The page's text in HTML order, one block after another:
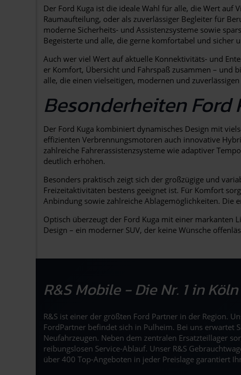
Der Ford Kuga ist die ideale Wahl für alle, die Wert
Raumaufteilung, oder als zuverlässiger Begleiter für
moderne Sicherheits- und Assistenzsysteme sowie
Begeisterte und alle, die gerne komfortabel und sicher
Auch wer viel Wert auf aktuelle Konnektivitäts- und
er Komfort, Übersicht und Fahrspaß zusammen – und
alle, die einen vielseitigen, modernen und
Besonderheiten Ford
Der Ford Kuga kombiniert dynamisches Design mit
effizienten Verbrennungsmotoren auch innovative
zahlreiche Fahrerassistenzsysteme wie adaptiver
deutlich erhöhen.
Besonders praktisch zeigt sich der großzügige und
Freizeitaktivitäten bestens geeignet ist. Für Komfort
Anbindung sowie zahlreiche Ablagemöglichkeiten. Die
Optisch überzeugt der Ford Kuga mit einer markanten
Design – ein moderner SUV, der keine Wünsche
R&S Mobile - Die Nr. 1 in
R&S ist einer der größten Ford Partner in der Region.
FordPartner befindet sich in Pulheim. Bei uns erwartet
Neufahrzeugen. Neben dem zentralen Ersatzteillager
reibungslosen Service-Ablauf. Unser R&S
über 400 Top-Angeboten in jeder Preislage garantiert